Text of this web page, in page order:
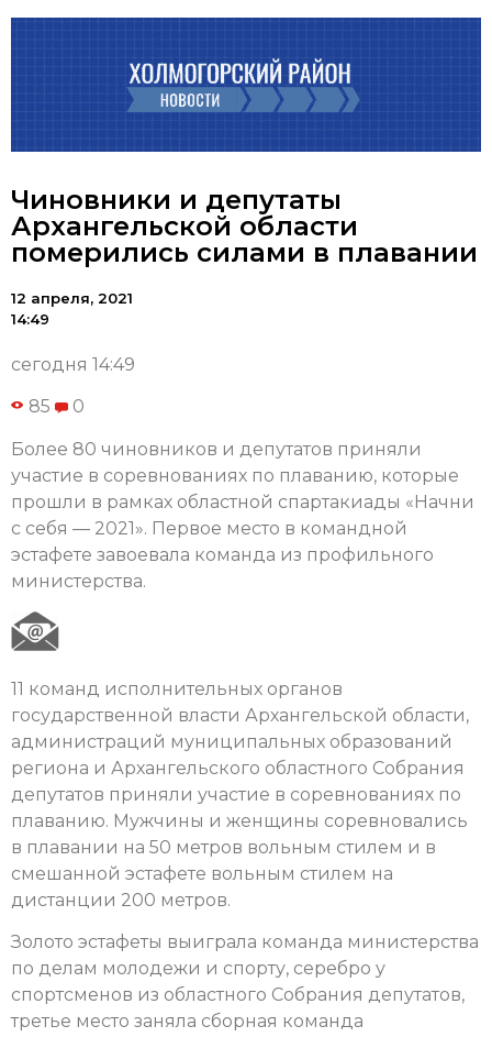
Чиновники и депутаты
Архангельской области
померились силами в плавании
12 апреля, 2021
14:49
сегодня 14:49
85 0
Более 80 чиновников и депутатов приняли
участие в соревнованиях по плаванию, которые
прошли в рамках областной спартакиады «Начни
с себя — 2021». Первое место в командной
эстафете завоевала команда из профильного
министерства.
11 команд исполнительных органов
государственной власти Архангельской области,
администраций муниципальных образований
региона и Архангельского областного Собрания
депутатов приняли участие в соревнованиях по
плаванию. Мужчины и женщины соревновались
в плавании на 50 метров вольным стилем и в
смешанной эстафете вольным стилем на
дистанции 200 метров.
Золото эстафеты выиграла команда министерства
по делам молодежи и спорту, серебро у
спортсменов из областного Собрания депутатов,
третье место заняла сборная команда